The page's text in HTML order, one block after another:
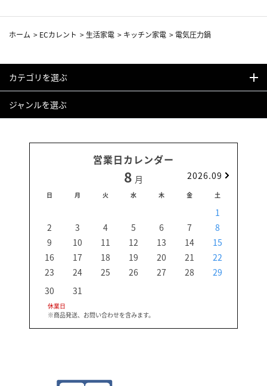
ホーム > ECカレント > 生活家電 > キッチン家電 > 電気圧力鍋
カテゴリを選ぶ
ジャンルを選ぶ
営業日カレンダー
8 月 2026.09
日 月 火 水 木 金 土
1
2
3 4 5 6 7
8
9
10 11 12 13 14
15
16
17 18 19 20 21
22
23
24 25 26 27 28
29
30
31
休業日
※商品発送、お問い合わせを含みます。